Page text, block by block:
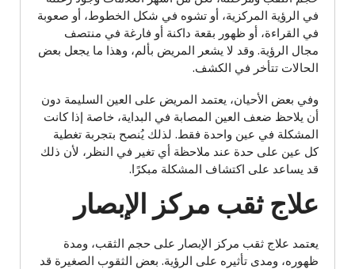
في الرؤية المركزية، أو تشوه في شكل الخطوط، أو صعوبة
في القراءة، أو ظهور بقعة داكنة أو فارغة في منتصف
مجال الرؤية. وقد لا يشعر المريض بألم، وهذا ما يجعل بعض
الحالات تتأخر في الكشف.
وفي بعض الأحيان، يعتمد المريض على العين السليمة دون
أن يلاحظ ضعف العين المصابة في البداية، خاصة إذا كانت
المشكلة في عين واحدة فقط. لذلك يُنصح بتجربة تغطية
كل عين على حدة عند ملاحظة أي تغير في النظر، لأن ذلك
قد يساعد على اكتشاف المشكلة مبكرًا.
علاج ثقب مركز الإبصار
يعتمد علاج ثقب مركز الإبصار على حجم الثقب، ومدة
ظهوره، ومدى تأثيره على الرؤية. بعض الثقوب الصغيرة قد